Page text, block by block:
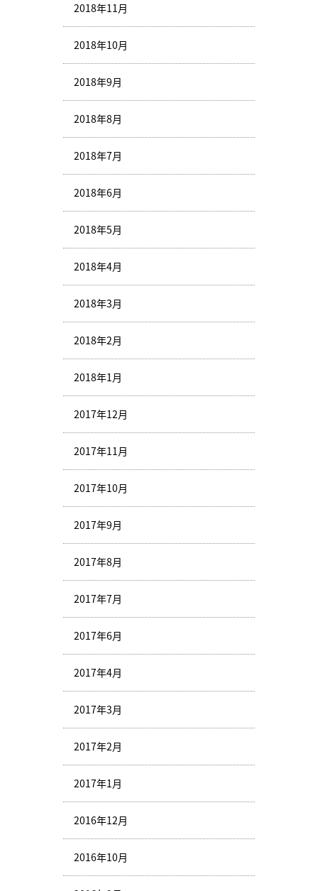
2018年11月
2018年10月
2018年9月
2018年8月
2018年7月
2018年6月
2018年5月
2018年4月
2018年3月
2018年2月
2018年1月
2017年12月
2017年11月
2017年10月
2017年9月
2017年8月
2017年7月
2017年6月
2017年4月
2017年3月
2017年2月
2017年1月
2016年12月
2016年10月